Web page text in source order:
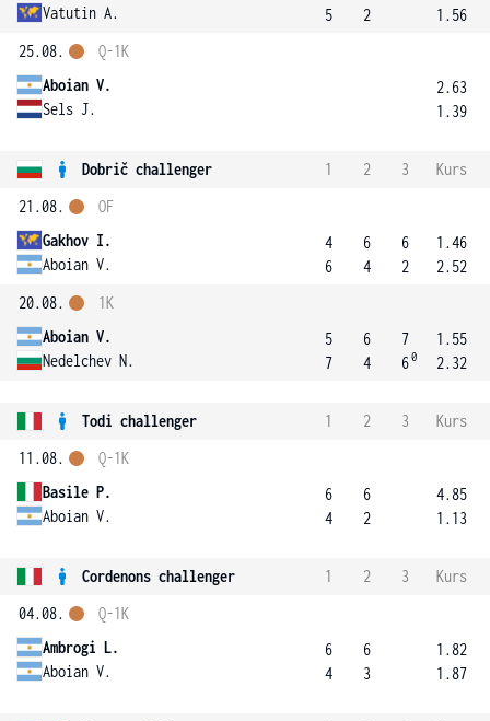
Vatutin A. 5 2
1.56
25.08.
Aboian V.
Sels J.
Q-1K
2.63
1.39
Dobrič challenger 1 2 3
Kurs
21.08.
Gakhov I.
Aboian V.
OF
4
6
6
4
6
2
1.46
2.52
20.08.
Aboian V.
Nedelchev N.
1K
5
7
6
4
7
60
1.55
2.32
Todi challenger 1 2 3
Kurs
11.08.
Basile P.
Aboian V.
Q-1K
6
4
6
2
4.85
1.13
Cordenons challenger 1 2 3
Kurs
04.08.
Ambrogi L.
Aboian V.
Q-1K
6
4
6
3
1.82
1.87